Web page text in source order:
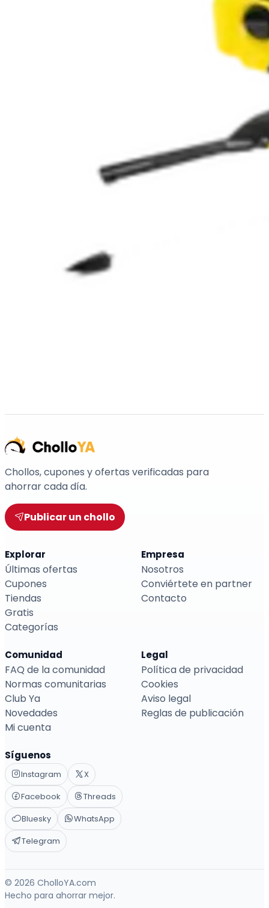
Chollos, cupones y ofertas verificadas para
ahorrar cada día.
Publicar un chollo
Explorar
Últimas ofertas
Cupones
Tiendas
Gratis
Categorías
Empresa
Nosotros
Conviértete en partner
Contacto
Comunidad
FAQ de la comunidad
Normas comunitarias
Club Ya
Novedades
Mi cuenta
Legal
Política de privacidad
Cookies
Aviso legal
Reglas de publicación
Síguenos
Instagram
X
Facebook
Threads
Bluesky
WhatsApp
Telegram
© 2026 CholloYA.com
Hecho para ahorrar mejor.